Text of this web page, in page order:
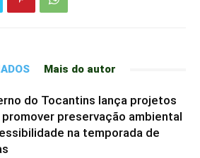
Mais do autor
do Tocantins lança projetos
promover preservação ambiental
na temporada de